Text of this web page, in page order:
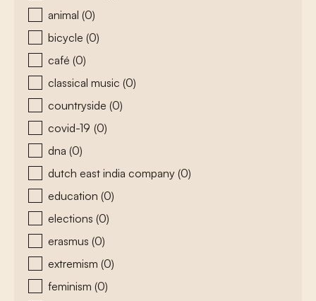
animal (0)
bicycle (0)
café (0)
classical music (0)
countryside (0)
covid-19 (0)
dna (0)
dutch east india company (0)
education (0)
elections (0)
erasmus (0)
extremism (0)
feminism (0)